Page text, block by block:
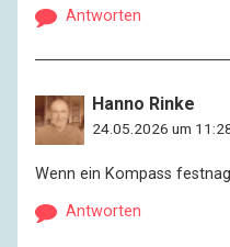
Antworten
Hanno Rinke
24.05.2026 um
Wenn ein Kompass
Antworten